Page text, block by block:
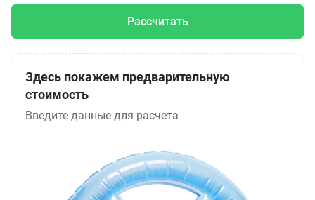
Рассчитать
Здесь покажем предварительную
стоимость
Введите данные для расчета